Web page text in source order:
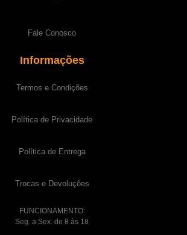
Fale Conosco
Informações
Termos e Condições
Política de Privacidade
Política de Entrega
Trocas e Devoluções
FUNCIONAMENTO:
Seg. a Sex. de 8 às 18